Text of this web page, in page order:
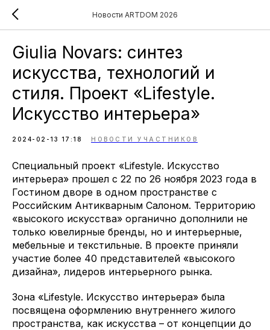
Новости ARTDOM 2026
Giulia Novars: синтез
искусства, технологий и
стиля. Проект «Lifestyle.
Искусство интерьера»
2024-02-13 17:18 НОВОСТИ УЧАСТНИКОВ
Специальный проект «Lifestyle. Искусство
интерьера» прошел с 22 по 26 ноября 2023 года в
Гостином дворе в одном пространстве с
Российским Антикварным Салоном. Территорию
«высокого искусства» органично дополнили не
только ювелирные бренды, но и интерьерные,
мебельные и текстильные. В проекте приняли
участие более 40 представителей «высокого
дизайна», лидеров интерьерного рынка.
Зона «Lifestyle. Искусство интерьера» была
посвящена оформлению внутреннего жилого
пространства, как искусства – от концепции до